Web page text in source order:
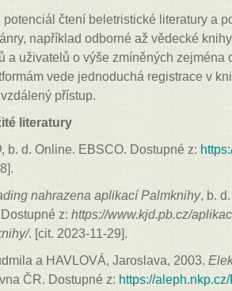
potenciál čtení beletristické literatury a
například odborné až vědecké
a uživatelů o výše zmíněných zejména
vede jednoduchá registrace v
přístup.
literatury
, b. d. Online. EBSCO. Dostupné z:
nahrazena aplikací Palmknihy, b.
z:https://www.kjd.pb.cz/
. [cit. 2023-11-29].
a HAVLOVÁ, Jaroslava, 2003.
ČR. Dostupné z: https://